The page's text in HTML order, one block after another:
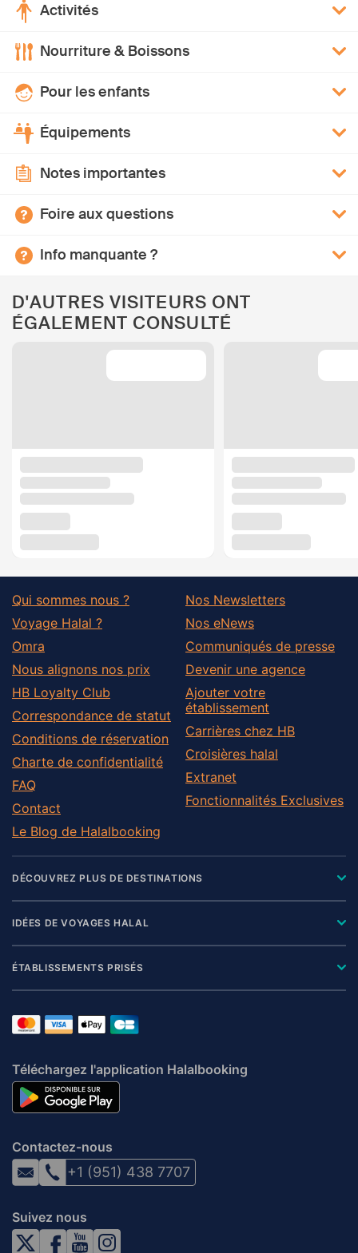
Activités
Nourriture & Boissons
Pour les enfants
Équipements
Notes importantes
Foire aux questions
Info manquante ?
D'AUTRES VISITEURS ONT
ÉGALEMENT CONSULTÉ
Qui sommes nous ?
Voyage Halal ?
Omra
Nous alignons nos prix
HB Loyalty Club
Correspondance de statut
Conditions de réservation
Charte de confidentialité
FAQ
Contact
Le Blog de Halalbooking
Nos Newsletters
Nos eNews
Communiqués de presse
Devenir une agence
Ajouter votre
établissement
Carrières chez HB
Croisières halal
Extranet
Fonctionnalités Exclusives
DÉCOUVREZ PLUS DE DESTINATIONS
IDÉES DE VOYAGES HALAL
ÉTABLISSEMENTS PRISÉS
Téléchargez l'application Halalbooking
Contactez-nous
+1 (951) 438 7707
Suivez nous